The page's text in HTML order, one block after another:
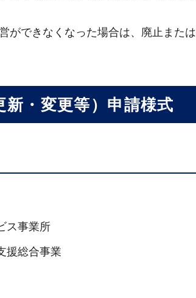
ができなくなった場合は、廃止また
新・変更等）申請様式
ス事業所
援総合事業